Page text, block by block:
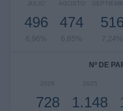
JULIO
496
6,96%
AGOSTO
474
6,65%
516
7,24%
Nº DE
2026
728
2025
1.148